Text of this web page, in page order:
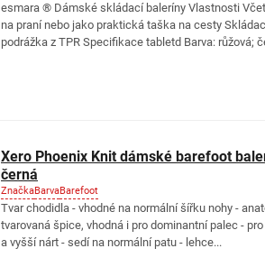
esmara ® Dámské skládací baleríny Vlastnosti
na praní nebo jako praktická taška na cesty
podrážka z TPR Specifikace tabletd Barva: růžová;
Xero Phoenix Knit dámské barefoot
černá
ZnačkaBarvaBarefoot
Tvar chodidla - vhodné na normální šířku nohy -
tvarovaná špice, vhodná i pro dominantní palec -
a vyšší nárt - sedí na normální patu - lehce...